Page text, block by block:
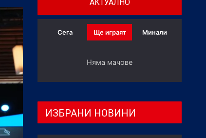
АКТУАЛНО
Сега Ще играят Минали
Няма мачове
ИЗБРАНИ НОВИНИ